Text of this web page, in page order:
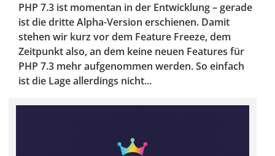
PHP 7.3 ist momentan in der Entwicklung – gerade
ist die dritte Alpha-Version erschienen. Damit
stehen wir kurz vor dem Feature Freeze, dem
Zeitpunkt also, an dem keine neuen Features für
PHP 7.3 mehr aufgenommen werden. So einfach
ist die Lage allerdings nicht...